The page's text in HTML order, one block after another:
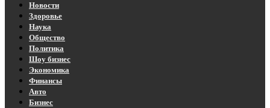
Новости
Здоровье
Наука
Общество
Политика
Шоу бизнес
Экономика
Финансы
Авто
Бизнес